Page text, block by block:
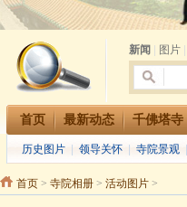
[法讯] 恭请海涛法师莅临千佛塔寺
[法讯] 2014年七月大法会 祈福息
新闻
图片
首页 最新动态 千佛塔寺
历史图片 领导关怀 寺院景观
首页 > 寺院相册 > 活动图片 >